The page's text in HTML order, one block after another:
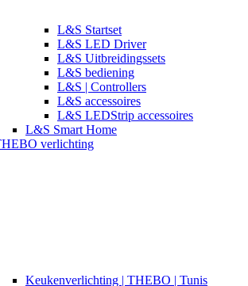
L&S Startset
L&S LED Driver
L&S Uitbreidingssets
L&S bediening
L&S | Controllers
L&S accessoires
L&S LEDStrip accessoires
L&S Smart Home
verlichting
​​Keukenverlichting | THEBO | Tunis